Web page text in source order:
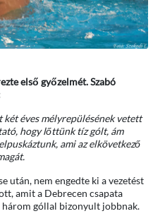
első győzelmét. Szabó
éves mélyrepülésének vetett
hogy lőttünk tíz gólt, ám
ami az elkövetkező
után, nem engedte ki a vezetést
amit a Debrecen csapata
három góllal bizonyult jobbnak.